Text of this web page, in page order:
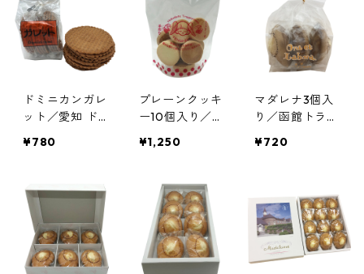
ドミニカンガレ
ット／愛知 ド
ゼフ修道院
¥780
プレーンクッキ
ー10個入り／函
修道院 天使
¥1,250
マダレナ3個入
り／函館トラピ
天使園
¥720